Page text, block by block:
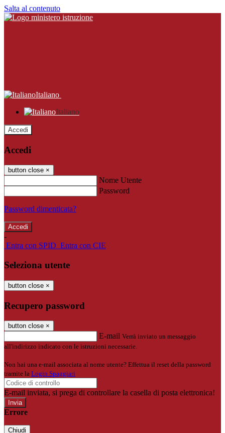
Salta al contenuto
Italiano
Italiano
Accedi
Accedi
button close ×
Nome Utente
Password
Password dimenticata?
-
Entra con SPID Entra con CIE
Seleziona utente
button close ×
Recupero password
button close ×
E-mail Verrà inviato un messaggio
all'indirizzo indicato con le istruzioni necessarie.
Non hai una e-mail associata al nome utente? Effettua il reset della password
tramite la Login Spaggiari
E-mail inviata, si prega di controllare la casella di posta elettronica!
Errore
Chiudi